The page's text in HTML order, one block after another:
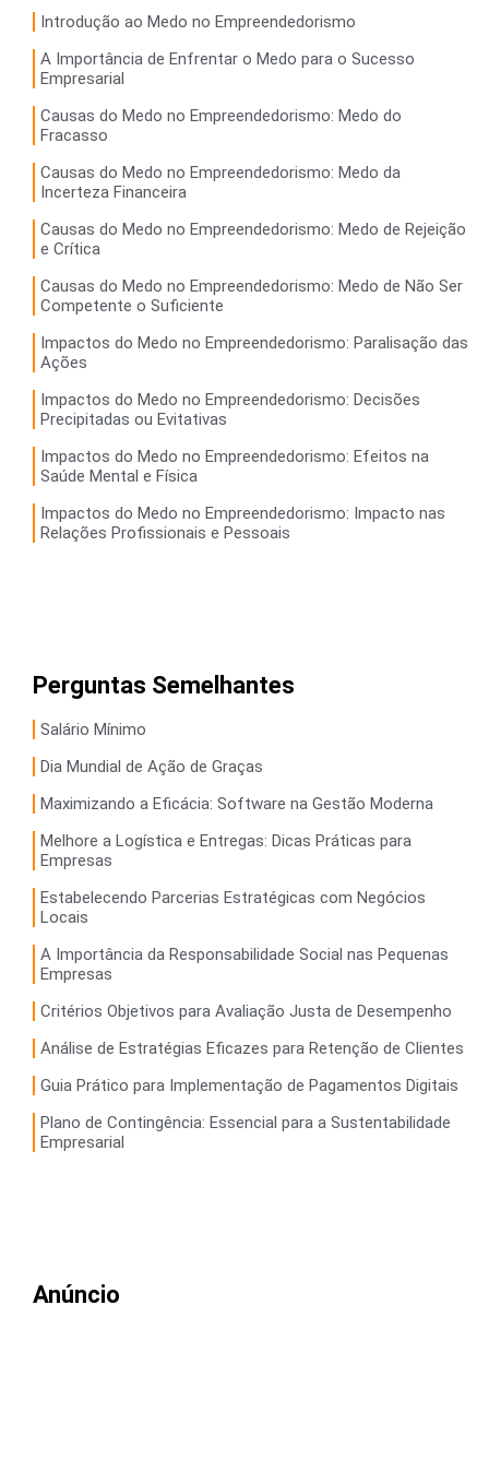
Introdução ao Medo no Empreendedorismo
A Importância de Enfrentar o Medo para o Sucesso
Empresarial
Causas do Medo no Empreendedorismo: Medo do
Fracasso
Causas do Medo no Empreendedorismo: Medo da
Incerteza Financeira
Causas do Medo no Empreendedorismo: Medo de Rejeição
e Crítica
Causas do Medo no Empreendedorismo: Medo de Não Ser
Competente o Suficiente
Impactos do Medo no Empreendedorismo: Paralisação das
Ações
Impactos do Medo no Empreendedorismo: Decisões
Precipitadas ou Evitativas
Impactos do Medo no Empreendedorismo: Efeitos na
Saúde Mental e Física
Impactos do Medo no Empreendedorismo: Impacto nas
Relações Profissionais e Pessoais
Perguntas Semelhantes
Salário Mínimo
Dia Mundial de Ação de Graças
Maximizando a Eficácia: Software na Gestão Moderna
Melhore a Logística e Entregas: Dicas Práticas para
Empresas
Estabelecendo Parcerias Estratégicas com Negócios
Locais
A Importância da Responsabilidade Social nas Pequenas
Empresas
Critérios Objetivos para Avaliação Justa de Desempenho
Análise de Estratégias Eficazes para Retenção de Clientes
Guia Prático para Implementação de Pagamentos Digitais
Plano de Contingência: Essencial para a Sustentabilidade
Empresarial
Anúncio